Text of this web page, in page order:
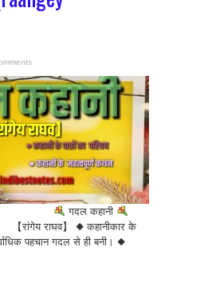
गदल कहानी
】 ◆ कहानीकार के
पहचान गदल से ही बनी। ◆